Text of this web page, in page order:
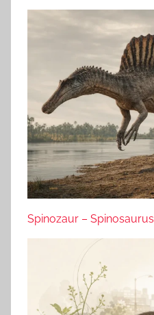
Spinozaur –